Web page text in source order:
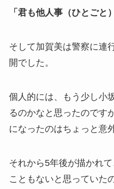
「君も他人事（ひとごと
そして加賀美は警察に連
開でした。
個人的には、もう少し小
るのかなと思ったのです
になったのはちょっと意
それから5年後が描かれ
こともないと思っていた